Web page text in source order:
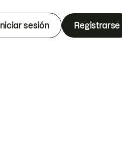
Iniciar sesión Registrarse